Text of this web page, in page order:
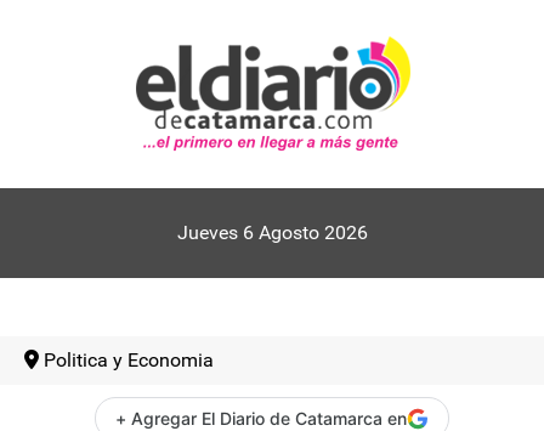
Jueves 6 Agosto 2026
Politica y Economia
+ Agregar El Diario de Catamarca en